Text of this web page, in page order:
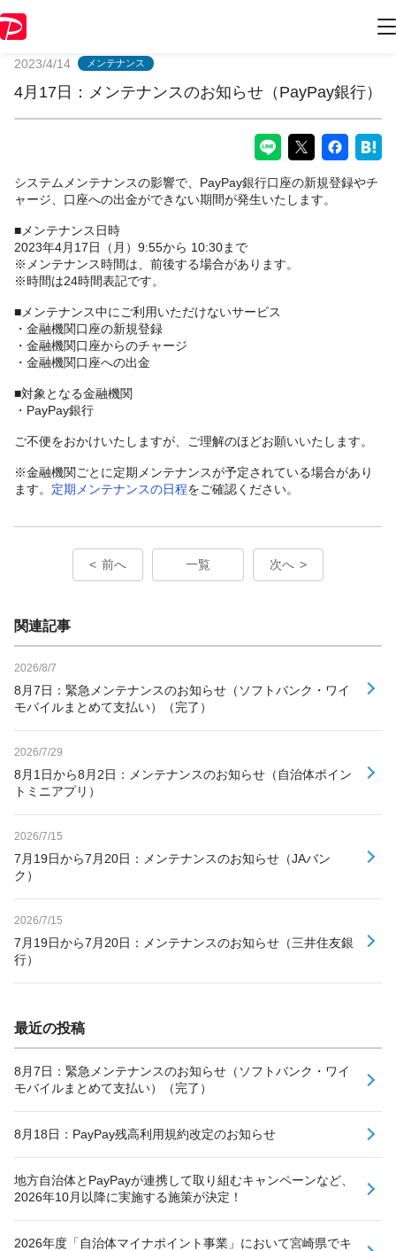
2023/4/14 メンテナンス
4月17日：メンテナンスのお知らせ（PayPay銀行）
システムメンテナンスの影響で、PayPay銀行口座の新規登録やチ
ャージ、口座への出金ができない期間が発生いたします。
■メンテナンス日時
2023年4月17日（月）9:55から 10:30まで
※メンテナンス時間は、前後する場合があります。
※時間は24時間表記です。
■メンテナンス中にご利用いただけないサービス
・金融機関口座の新規登録
・金融機関口座からのチャージ
・金融機関口座への出金
■対象となる金融機関
・PayPay銀行
ご不便をおかけいたしますが、ご理解のほどお願いいたします。
※金融機関ごとに定期メンテナンスが予定されている場合があり
ます。 定期メンテナンスの日程をご確認ください。
前へ 一覧 次へ
関連記事
2026/8/7
8月7日：緊急メンテナンスのお知らせ（ソフトバンク・ワイ
モバイルまとめて支払い）（完了）
2026/7/29
8月1日から8月2日：メンテナンスのお知らせ（自治体ポイン
トミニアプリ）
2026/7/15
7月19日から7月20日：メンテナンスのお知らせ（JAバン
ク）
2026/7/15
7月19日から7月20日：メンテナンスのお知らせ（三井住友銀
行）
最近の投稿
8月7日：緊急メンテナンスのお知らせ（ソフトバンク・ワイ
モバイルまとめて支払い）（完了）
8月18日：PayPay残高利用規約改定のお知らせ
地方自治体とPayPayが連携して取り組むキャンペーンなど、
2026年10月以降に実施する施策が決定！
2026年度「自治体マイナポイント事業」において宮崎県でキ